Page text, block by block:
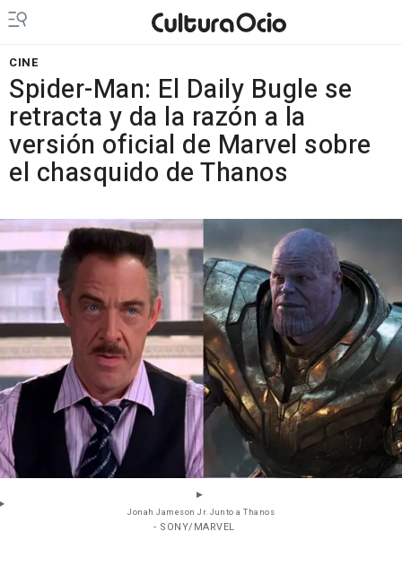
CINE
Spider-Man: El Daily Bugle se
retracta y da la razón a la
versión oficial de Marvel sobre
el chasquido de Thanos
Jonah Jameson Jr. Junto a Thanos
- SONY/MARVEL